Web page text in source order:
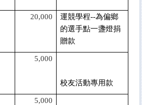
20,000
運競學程--為偏鄉
的選手點一盞燈捐
贈款
5,000
校友活動專用款
5,000